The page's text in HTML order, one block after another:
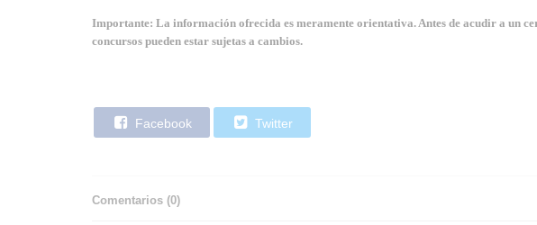
Importante: La información ofrecida es meramente orientativa. Antes de acudir a un
concursos pueden estar sujetas a cambios.
Facebook Twitter
Comentarios (0)